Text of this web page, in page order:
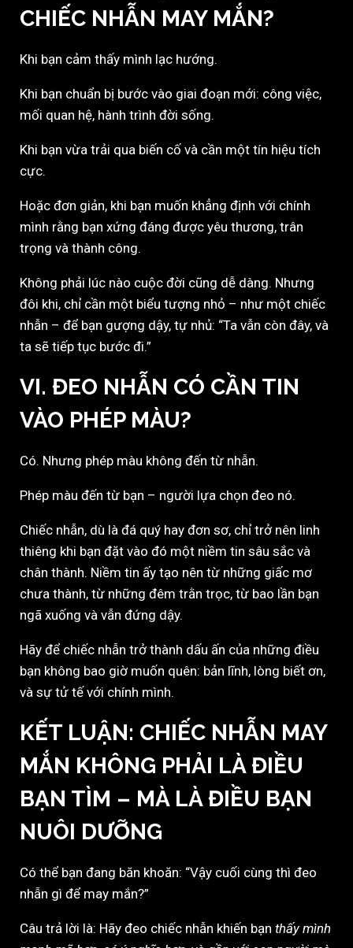
CHIẾC NHẪN MAY MẮN?
Khi bạn cảm thấy mình lạc hướng.
Khi bạn chuẩn bị bước vào giai đoạn mới: công việc,
mối quan hệ, hành trình đời sống.
Khi bạn vừa trải qua biến cố và cần một tín hiệu tích
cực.
Hoặc đơn giản, khi bạn muốn khẳng định với chính
mình rằng bạn xứng đáng được yêu thương, trân
trọng và thành công.
Không phải lúc nào cuộc đời cũng dễ dàng. Nhưng
đôi khi, chỉ cần một biểu tượng nhỏ – như một chiếc
nhẫn – để bạn gượng dậy, tự nhủ: “Ta vẫn còn đây, và
ta sẽ tiếp tục bước đi.”
VI. ĐEO NHẪN CÓ CẦN TIN
VÀO PHÉP MÀU?
Có. Nhưng phép màu không đến từ nhẫn.
Phép màu đến từ bạn – người lựa chọn đeo nó.
Chiếc nhẫn, dù là đá quý hay đơn sơ, chỉ trở nên linh
thiêng khi bạn đặt vào đó một niềm tin sâu sắc và
chân thành. Niềm tin ấy tạo nên từ những giấc mơ
chưa thành, từ những đêm trằn trọc, từ bao lần bạn
ngã xuống và vẫn đứng dậy.
Hãy để chiếc nhẫn trở thành dấu ấn của những điều
bạn không bao giờ muốn quên: bản lĩnh, lòng biết ơn,
và sự tử tế với chính mình.
KẾT LUẬN: CHIẾC NHẪN MAY
MẮN KHÔNG PHẢI LÀ ĐIỀU
BẠN TÌM – MÀ LÀ ĐIỀU BẠN
NUÔI DƯỠNG
Có thể bạn đang băn khoăn: “Vậy cuối cùng thì đeo
nhẫn gì để may mắn?”
Câu trả lời là: Hãy đeo chiếc nhẫn khiến bạn thấy mình